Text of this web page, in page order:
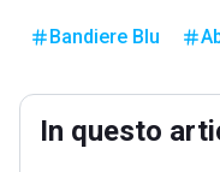
Bandiere Blu
In questo